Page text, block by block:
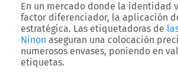
En un mercado donde la identidad
factor diferenciador, la aplicación
estratégica. Las etiquetadoras de
Ninon aseguran una colocación
numerosos envases, poniendo en
etiquetas.